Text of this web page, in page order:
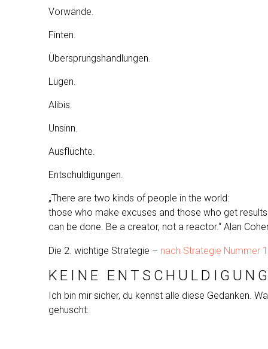
Vorwände.
Finten.
Übersprungshandlungen.
Lügen.
Alibis.
Unsinn.
Ausflüchte.
Entschuldigungen.
„There are two kinds of people in the world:
those who make excuses and those who get
can be done. Be a creator, not a reactor.“ Alan
Die 2. wichtige Strategie – nach Strategie Nummer
KEINE
Ich bin mir sicher, du kennst alle diese Gedanken.
gehuscht: